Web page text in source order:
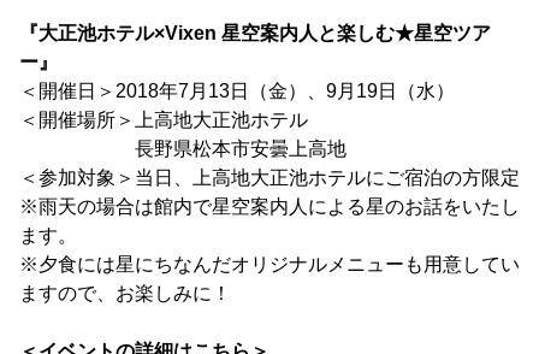
『大正池ホテル×Vixen 星空案内人と楽しむ★星空ツア
ー』
＜開催日＞2018年7月13日（金）、9月19日（水）
＜開催場所＞上高地大正池ホテル
長野県松本市安曇上高地
＜参加対象＞当日、上高地大正池ホテルにご宿泊の方限定
※雨天の場合は館内で星空案内人による星のお話をいたし
ます。
※夕食には星にちなんだオリジナルメニューも用意してい
ますので、お楽しみに！